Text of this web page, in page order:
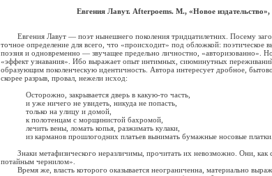
Евгения Лавут. Afterpoems. М., «Новое
Евгения Лавут — поэт нынешнего поколения тридцатилетних. Посему
точное определение для всего, что «происходит» под обложкой: поэтическое
поэзия и одновременно — звучащее предельно личностно, «авторизованно».
«эффект узнавания». Ибо выражает опыт интимных, сиюминутных
образующим поколенческую идентичность. Автора интересует дробное,
скорее разрыв, провал, нежели исход:
Осторожно, закрывается дверь в какую-то часть,
и уже ничего не увидеть, никуда не попасть,
только на улицу и домой,
к полотенцам с морщинистой бахромой,
лечить вены, ломать копья, разжимать кулаки,
из карманов прошлогодних платьев вынимать бумажные носовые платки.
Знаки метафизического неразличимы, прочитать их невозможно. Они, как
потайным чернилом».
Время же, власть которого оказывается неограниченна, материально